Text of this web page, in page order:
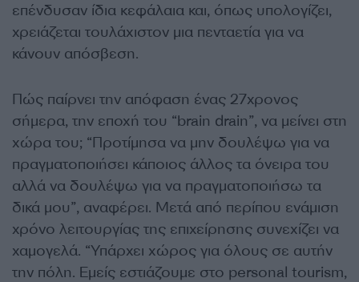
επένδυσαν ίδια κεφάλαια και, όπως υπολογίζει,
χρειάζεται τουλάχιστον μια πενταετία για να
κάνουν απόσβεση.
Πώς παίρνει την απόφαση ένας 27χρονος
σήμερα, την εποχή του “brain drain”, να μείνει στη
χώρα του; “Προτίμησα να μην δουλέψω για να
πραγματοποιήσει κάποιος άλλος τα όνειρα του
αλλά να δουλέψω για να πραγματοποιήσω τα
δικά μου”, αναφέρει. Μετά από περίπου ενάμιση
χρόνο λειτουργίας της επιχείρησης συνεχίζει να
χαμογελά. “Υπάρχει χώρος για όλους σε αυτήν
την πόλη. Εμείς εστιάζουμε στο personal tourism,